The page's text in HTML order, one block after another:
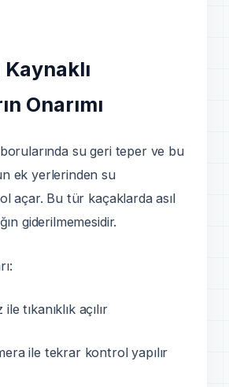
Kaynaklı
Onarımı
su geri teper ve bu
ek yerlerinden su
açar. Bu tür kaçaklarda asıl
giderilmemesidir.
tıkanıklık açılır
ile tekrar kontrol yapılır